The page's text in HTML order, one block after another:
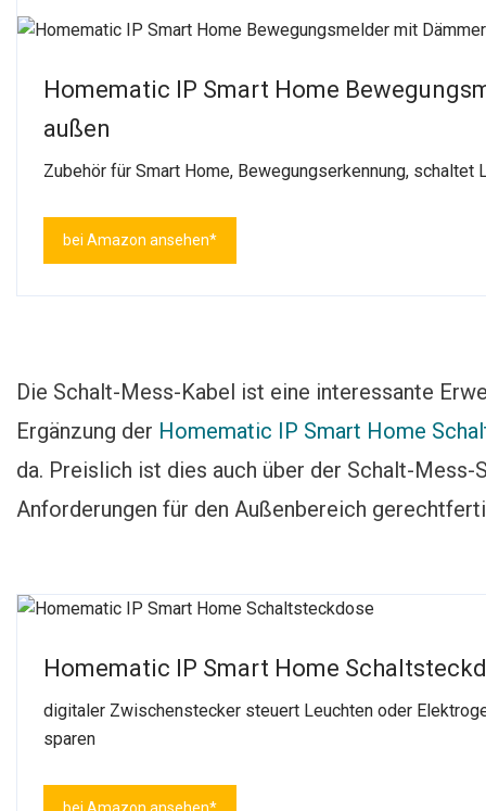
Homematic IP Smart Home
außen
Zubehör für Smart Home, Bewegungserkennung, schaltet
bei Amazon ansehen*
Die Schalt-Mess-Kabel ist eine interessante
Ergänzung der Homematic IP Smart Home
da. Preislich ist dies auch über der Schalt-
Anforderungen für den Außenbereich
Homematic IP Smart Home
digitaler Zwischenstecker steuert Leuchten oder
sparen